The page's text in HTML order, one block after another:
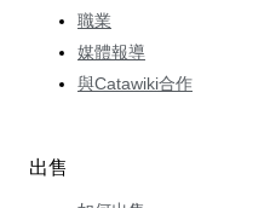
職業
媒體報導
與Catawiki合作
出售